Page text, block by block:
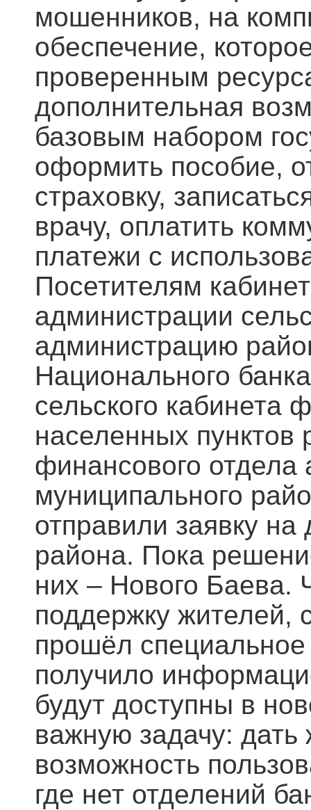
мошенников, на
обеспечение,
проверенным
дополнительная
базовым набором
оформить пособие,
страховку,
врачу, оплатить
платежи с
Посетителям
администрации
администрацию
Национального
сельского кабинета
населенных пунктов
финансового отдела
муниципального
отправили заявку
района. Пока
них – Нового Баева.
поддержку жителей,
прошёл
получило
будут доступны в
важную задачу:
возможность
где нет отделений